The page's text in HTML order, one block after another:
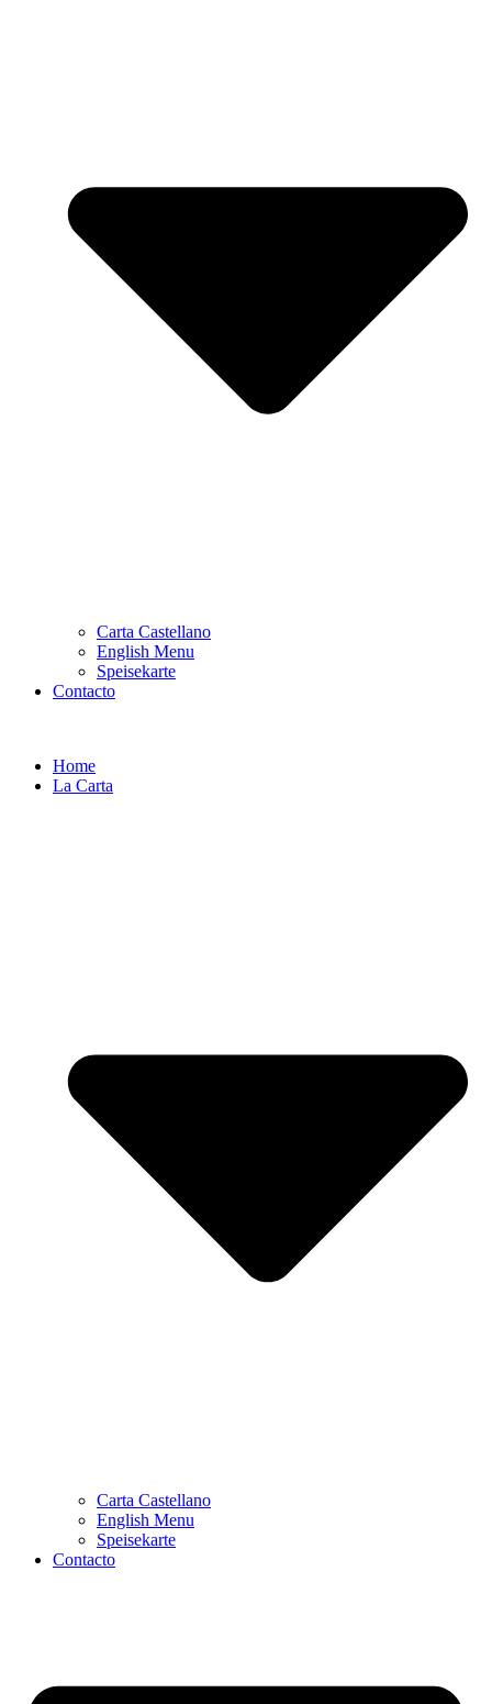
Carta Castellano
English Menu
Speisekarte
Contacto
Home
La Carta
Carta Castellano
English Menu
Speisekarte
Contacto